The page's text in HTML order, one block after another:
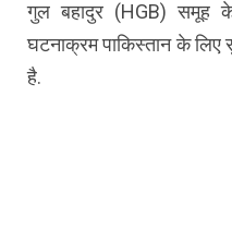
गुल बहादुर (HGB) समूह
घटनाक्रम पाकिस्तान के लिए
है.